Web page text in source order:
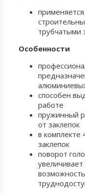
трубчатыми
Особенности
способен
работе
пружинный
от заклепок
в комплекте
заклепок
поворот